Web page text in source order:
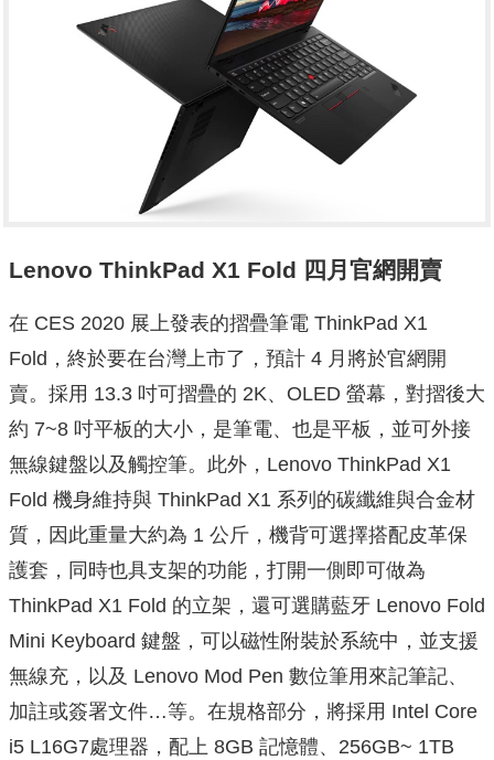
Lenovo ThinkPad X1 Fold 四月官網開賣
在 CES 2020 展上發表的摺疊筆電 ThinkPad X1
Fold，終於要在台灣上市了，預計 4 月將於官網開
賣。採用 13.3 吋可摺疊的 2K、OLED 螢幕，對摺後大
約 7~8 吋平板的大小，是筆電、也是平板，並可外接
無線鍵盤以及觸控筆。此外，Lenovo ThinkPad X1
Fold 機身維持與 ThinkPad X1 系列的碳纖維與合金材
質，因此重量大約為 1 公斤，機背可選擇搭配皮革保
護套，同時也具支架的功能，打開一側即可做為
ThinkPad X1 Fold 的立架，還可選購藍牙 Lenovo Fold
Mini Keyboard 鍵盤，可以磁性附裝於系統中，並支援
無線充，以及 Lenovo Mod Pen 數位筆用來記筆記、
加註或簽署文件…等。在規格部分，將採用 Intel Core
i5 L16G7處理器，配上 8GB 記憶體、256GB~ 1TB